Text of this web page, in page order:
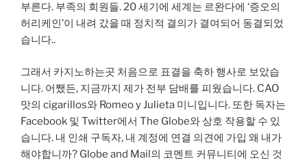
부른다. 부족의 회원들. 20 세기에 세계는 르완다에 ‘증오의
허리케인’이 내려 갔을 때 정치적 결의가 결여되어 동결되었
습니다..
그래서 카지노하는곳 처음으로 표결을 축하 행사로 보았습
니다. 어쨌든, 지금까지 제가 전부 담배를 피웠습니다. CAO
맛의 cigarillos와 Romeo y Julieta 미니입니다. 또한 독자는
Facebook 및 Twitter에서 The Globe와 상호 작용할 수 있
습니다. 내 인쇄 구독자, 내 계정에 연결 의견에 가입 왜 내가
해야합니까? Globe and Mail의 코멘트 커뮤니티에 오신 것